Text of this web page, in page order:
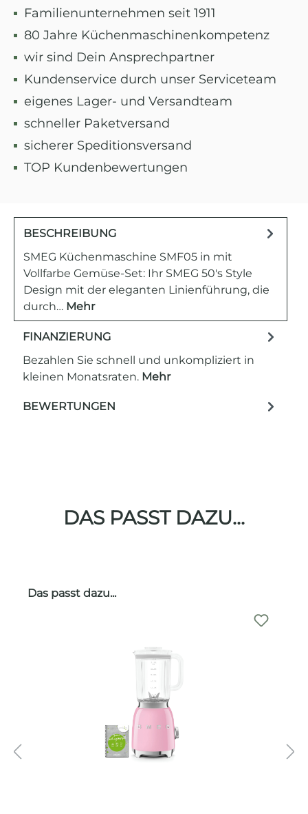
Familienunternehmen seit 1911
80 Jahre Küchenmaschinenkompetenz
wir sind Dein Ansprechpartner
Kundenservice durch unser Serviceteam
eigenes Lager- und Versandteam
schneller Paketversand
sicherer Speditionsversand
TOP Kundenbewertungen
BESCHREIBUNG
SMEG Küchenmaschine SMF05 in mit
Vollfarbe Gemüse-Set: Ihr SMEG 50's Style
Design mit der eleganten Linienführung, die
durch… Mehr
FINANZIERUNG
Bezahlen Sie schnell und unkompliziert in
kleinen Monatsraten. Mehr
BEWERTUNGEN
DAS PASST DAZU...
Produktgalerie überspringen
Das passt dazu...